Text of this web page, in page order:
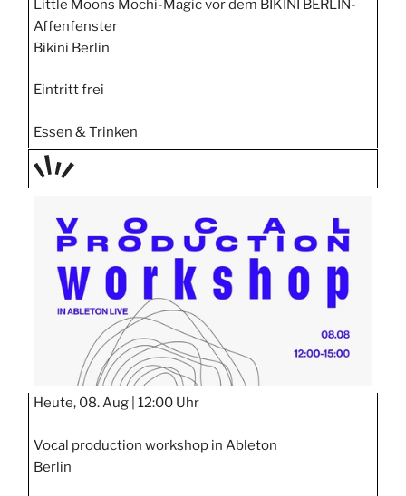
Little Moons Mochi-Magic vor dem BIKINI BERLIN-
Affenfenster
Bikini Berlin
Eintritt frei
Essen & Trinken
STIPP
Heute, 08. Aug | 12:00 Uhr
Vocal production workshop in Ableton
Berlin